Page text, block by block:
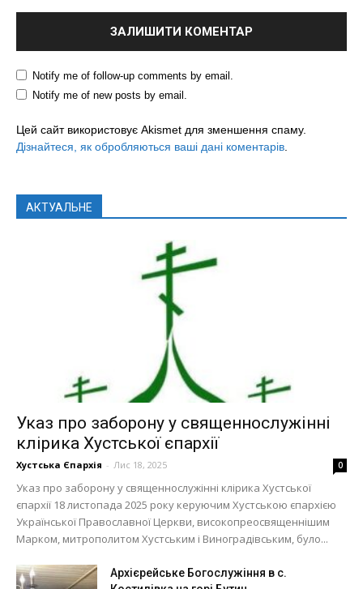
Notify me of follow-up comments by email.
Notify me of new posts by email.
Цей сайт використовує Akismet для зменшення спаму.
Дізнайтеся, як обробляються ваші дані коментарів
АКТУАЛЬНЕ
Указ про заборону у священнослужінні
клірика Хустської єпархії
Хустська Єпархія - Лис 18, 2025 0
Указ про заборону у священнослужінні клірика Хустської
єпархії 18 листопада 2025 року керуючим Хустською єпархією
Української Православної Церкви, високопреосвященнішим
Марком, митрополитом Хустським і Виноградівським, було...
Архієрейське Богослужіння в с.